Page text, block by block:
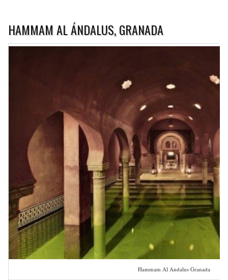
HAMMAM AL ÁNDALUS, GRANADA
Hammam Al Andalus Granada